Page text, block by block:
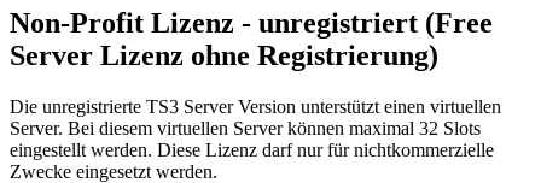
Non-Profit Lizenz - unregistriert (Free
Server Lizenz ohne Registrierung)
Die unregistrierte TS3 Server Version unterstützt einen virtuellen
Server. Bei diesem virtuellen Server können maximal 32 Slots
eingestellt werden. Diese Lizenz darf nur für nichtkommerzielle
Zwecke eingesetzt werden.